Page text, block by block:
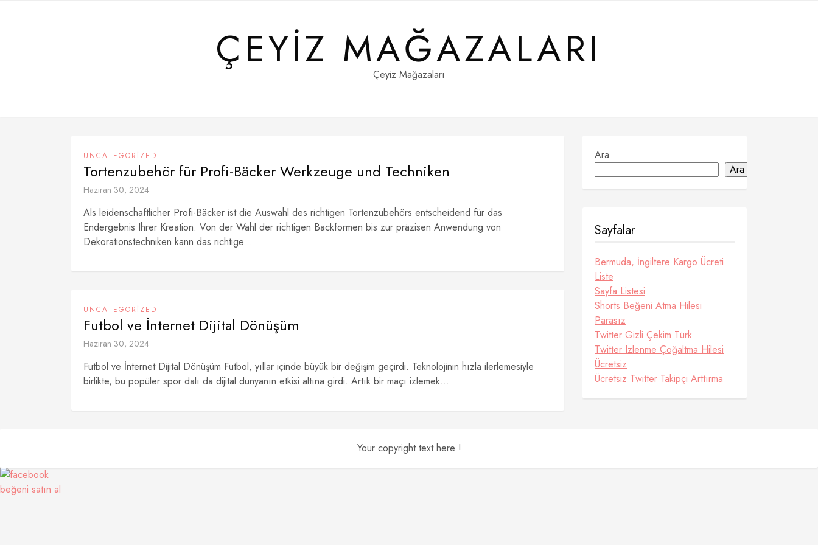
ÇEYIZ MAĞAZALARI
Çeyiz Mağazaları
UNCATEGORIZED
Tortenzubehör für Profi-Bäcker Werkzeuge und Techniken
Haziran 30, 2024
Als leidenschaftlicher Profi-Bäcker ist die Auswahl des richtigen Tortenzubehörs entscheidend für das
Endergebnis Ihrer Kreation. Von der Wahl der richtigen Backformen bis zur präzisen Anwendung von
Dekorationstechniken kann das richtige...
UNCATEGORIZED
Futbol ve İnternet Dijital Dönüşüm
Haziran 30, 2024
Futbol ve İnternet Dijital Dönüşüm Futbol, yıllar içinde büyük bir değişim geçirdi. Teknolojinin hızla ilerlemesiyle
birlikte, bu popüler spor dalı da dijital dünyanın etkisi altına girdi. Artık bir maçı izlemek...
Ara
Ara
Sayfalar
Bermuda, İngiltere Kargo Ücreti
Liste
Sayfa Listesi
Shorts Beğeni Atma Hilesi
Parasız
Twitter Gizli Çekim Türk
Twitter Izlenme Çoğaltma Hilesi
Ücretsiz
Ücretsiz Twitter Takipçi Arttırma
Your copyright text here !